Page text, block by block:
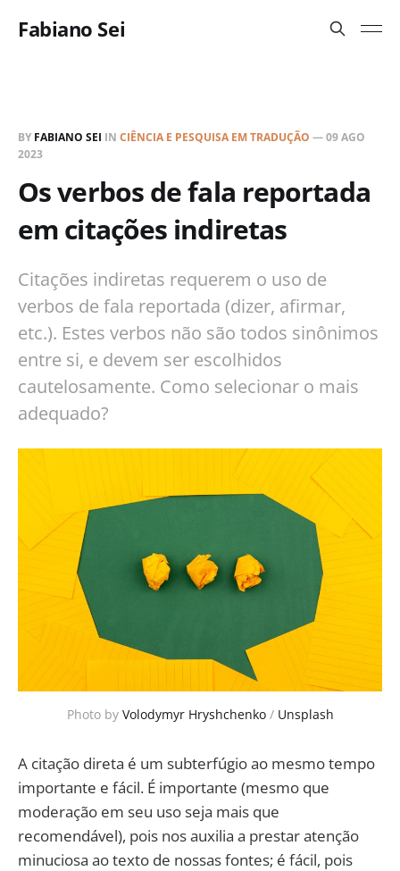
Fabiano Sei
BY FABIANO SEI IN CIÊNCIA E PESQUISA EM TRADUÇÃO —09 AGO
2023
Os verbos de fala reportada
em citações indiretas
Citações indiretas requerem o uso de
verbos de fala reportada (dizer, afirmar,
etc.). Estes verbos não são todos sinônimos
entre si, e devem ser escolhidos
cautelosamente. Como selecionar o mais
adequado?
Photo by Volodymyr Hryshchenko/ Unsplash
A citação direta é um subterfúgio ao mesmo tempo
importante e fácil. É importante (mesmo que
moderação em seu uso seja mais que
recomendável), pois nos auxilia a prestar atenção
minuciosa ao texto de nossas fontes; é fácil, pois